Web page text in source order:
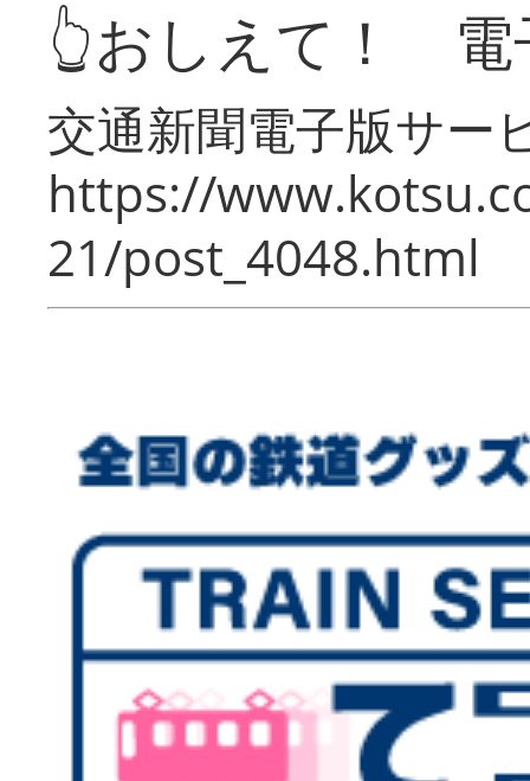
👆おしえて！ 電
交通新聞電子版サー
https://
21/post_4048.html